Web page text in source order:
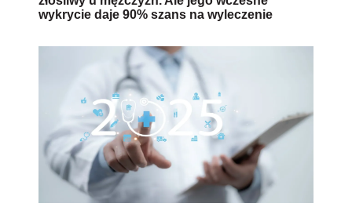
wykrycie daje 90% szans na wyleczenie